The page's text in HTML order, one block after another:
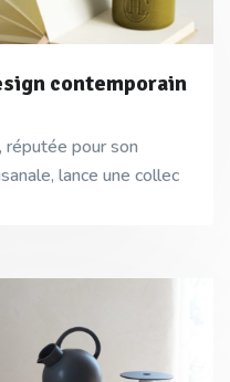
contemporain
réputée pour son
lance une collec